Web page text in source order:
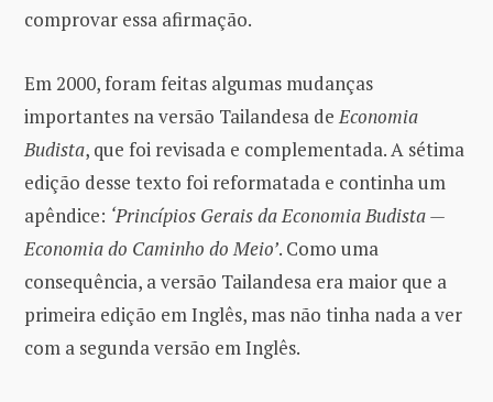
comprovar essa afirmação.
Em 2000, foram feitas algumas mudanças
importantes na versão Tailandesa deEconomia
Budista, que foi revisada e complementada. A sétima
edição desse texto foi reformatada e continha um
apêndice: ‘Princípios Gerais da Economia Budista —
Economia do Caminho do Meio’. Como uma
consequência, a versão Tailandesa era maior que a
primeira edição em Inglês, mas não tinha nada a ver
com a segunda versão em Inglês.